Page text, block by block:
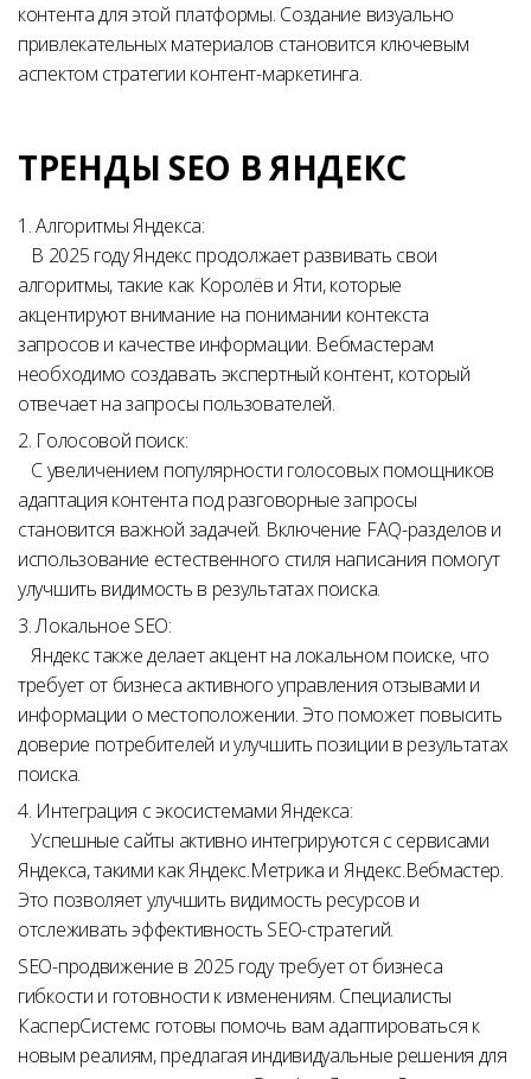
контента для этой платформы. Создание визуально
привлекательных материалов становится ключевым
аспектом стратегии контент-маркетинга.
ТРЕНДЫ SEO В ЯНДЕКС
1. Алгоритмы Яндекса:
В 2025 году Яндекс продолжает развивать свои
алгоритмы, такие как Королёв и Яти, которые
акцентируют внимание на понимании контекста
запросов и качестве информации. Вебмастерам
необходимо создавать экспертный контент, который
отвечает на запросы пользователей.
2. Голосовой поиск:
С увеличением популярности голосовых помощников
адаптация контента под разговорные запросы
становится важной задачей. Включение FAQ-разделов и
использование естественного стиля написания помогут
улучшить видимость в результатах поиска.
3. Локальное SEO:
Яндекс также делает акцент на локальном поиске, что
требует от бизнеса активного управления отзывами и
информации о местоположении. Это поможет повысить
доверие потребителей и улучшить позиции в результатах
поиска.
4. Интеграция с экосистемами Яндекса:
Успешные сайты активно интегрируются с сервисами
Яндекса, такими как Яндекс.Метрика и Яндекс.Вебмастер.
Это позволяет улучшить видимость ресурсов и
отслеживать эффективность SEO-стратегий.
SEO-продвижение в 2025 году требует от бизнеса
гибкости и готовности к изменениям. Специалисты
КасперСистемс готовы помочь вам адаптироваться к
новым реалиям, предлагая индивидуальные решения для